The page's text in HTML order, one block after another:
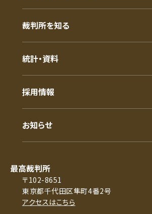
裁判所を知る
統計・資料
採用情報
お知らせ
最高裁判所
〒102-8651
東京都千代田区隼町4番2号
アクセスはこちら